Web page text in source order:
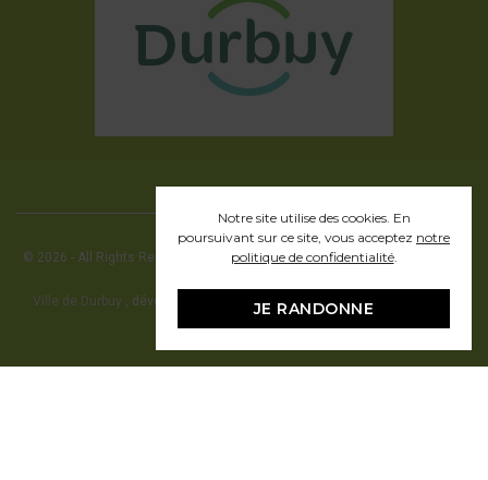
© 2026 - All Rights Reserved - Office communal du Tourisme de la ville de
Ville de Durbuy , développement web en partenariat avec Pragmacom -
Notre site utilise des cookies. En
poursuivant sur ce site, vous acceptez notre
politique de confidentialité.
JE RANDONNE